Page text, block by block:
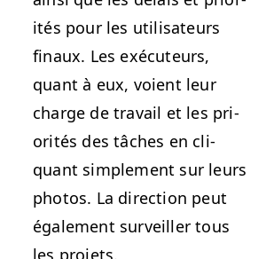
ités pour les util­isa­teurs
fin­aux. Les exé­cu­teurs,
quant à eux, voient leur
charge de tra­vail et les pri­
or­ités des tâch­es en cli­
quant sim­ple­ment sur leurs
pho­tos. La direc­tion peut
égale­ment sur­veiller tous
les projets.